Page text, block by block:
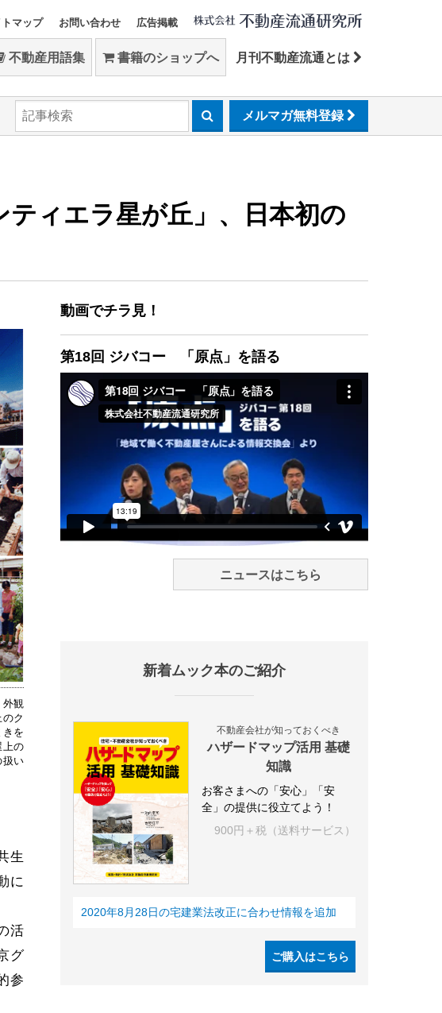
マップ お問い合わせ 広告掲載
不動産用語集 書籍のショップへ 月刊不動産流通とは
メルマガ無料登録
ィエラ星が丘」、日本初の
外観
ク
きを
上の
扱い
生
に
活
グ
参
動画でチラ見！
第18回 ジバコー 「原点」を語る
ニュースはこちら
新着ムック本のご紹介
不動産会社が知っておくべき
ハザードマップ活用 基礎
知識
お客さまへの「安心」「安
全」の提供に役立てよう！
900円＋税（送料サービス）
2020年8月28日の宅建業法改正に合わせ情報を追加
ご購入はこちら